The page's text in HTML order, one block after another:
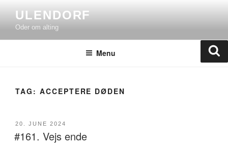
content
ULENDORF
Oder om alting
Menu
TAG: ACCEPTERE DØDEN
POSTED
ON
20. JUNE 2024
#161. Vejs ende